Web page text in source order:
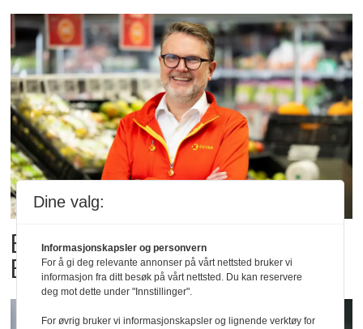
Billigbonanza da Norge slo
Elfenbenkysten
Dine valg:
Informasjonskapsler og personvern
For å gi deg relevante annonser på vårt nettsted bruker vi
informasjon fra ditt besøk på vårt nettsted. Du kan reservere
deg mot dette under "Innstillinger".
For øvrig bruker vi informasjonskapsler og lignende verktøy for